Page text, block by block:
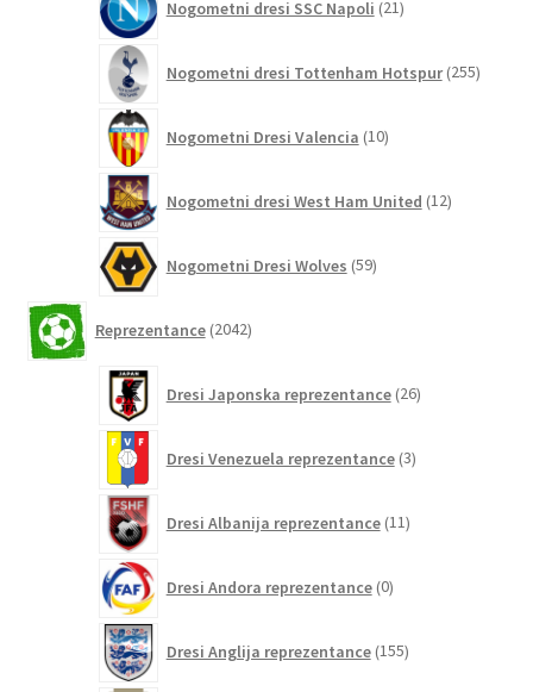
Nogometni dresi SSC Napoli 21izdelkov
Nogometni dresi Tottenham Hotspur 255
Nogometni Dresi Valencia 10izdelkov
Nogometni dresi West Ham United 12izdelkov
Nogometni Dresi Wolves 59izdelkov
Reprezentance 2042izdelkov
Dresi Japonska reprezentance 26izdelkov
Dresi Venezuela reprezentance 3izdelki
Dresi Albanija reprezentance 11izdelkov
Dresi Andora reprezentance 0izdelkov
Dresi Anglija reprezentance 155izdelkov